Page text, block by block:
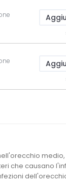
che causano